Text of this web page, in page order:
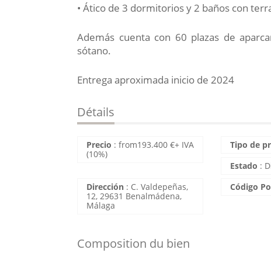
• Ático de 3 dormitorios y 2 baños con
Además cuenta con 60 plazas de
sótano.
Entrega aproximada inicio de 2024
Détails
Precio : from193.400 €+ IVA
(10%)
Tipo de
Estado :
Dirección : C. Valdepeñas,
12, 29631 Benalmádena,
Málaga
Código
Composition du bien